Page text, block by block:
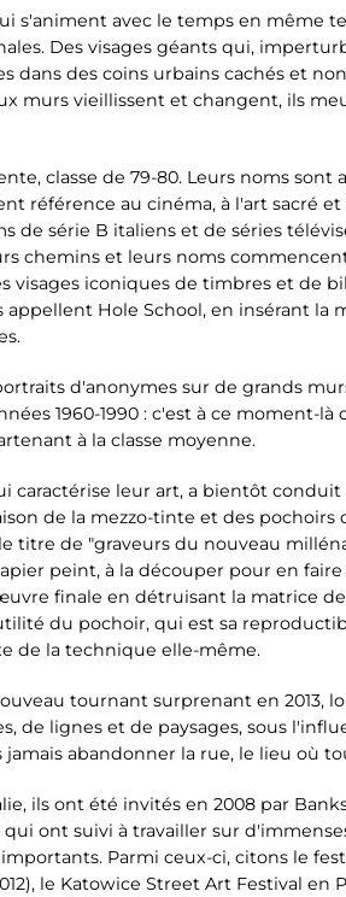
s'animent avec le temps en même
Des visages géants qui,
dans des coins urbains cachés et
murs vieillissent et changent, ils
classe de 79-80. Leurs noms
référence au cinéma, à l'art sacré
de série B italiens et de séries
chemins et leurs noms
visages iconiques de timbres et de
Hole School, en insérant
portraits d'anonymes sur de grands
1960-1990 : c'est à ce moment-
à la classe moyenne.
caractérise leur art, a bientôt
de la mezzo-tinte et des pochoirs
titre de "graveurs du nouveau
peint, à la découper pour en
finale en détruisant la matrice
du pochoir, qui est sa
de la technique elle-même.
tournant surprenant en 2013,
de lignes et de paysages, sous
jamais abandonner la rue, le lieu où
ils ont été invités en 2008 par
ont suivi à travailler sur
Parmi ceux-ci, citons le
le Katowice Street Art Festival en